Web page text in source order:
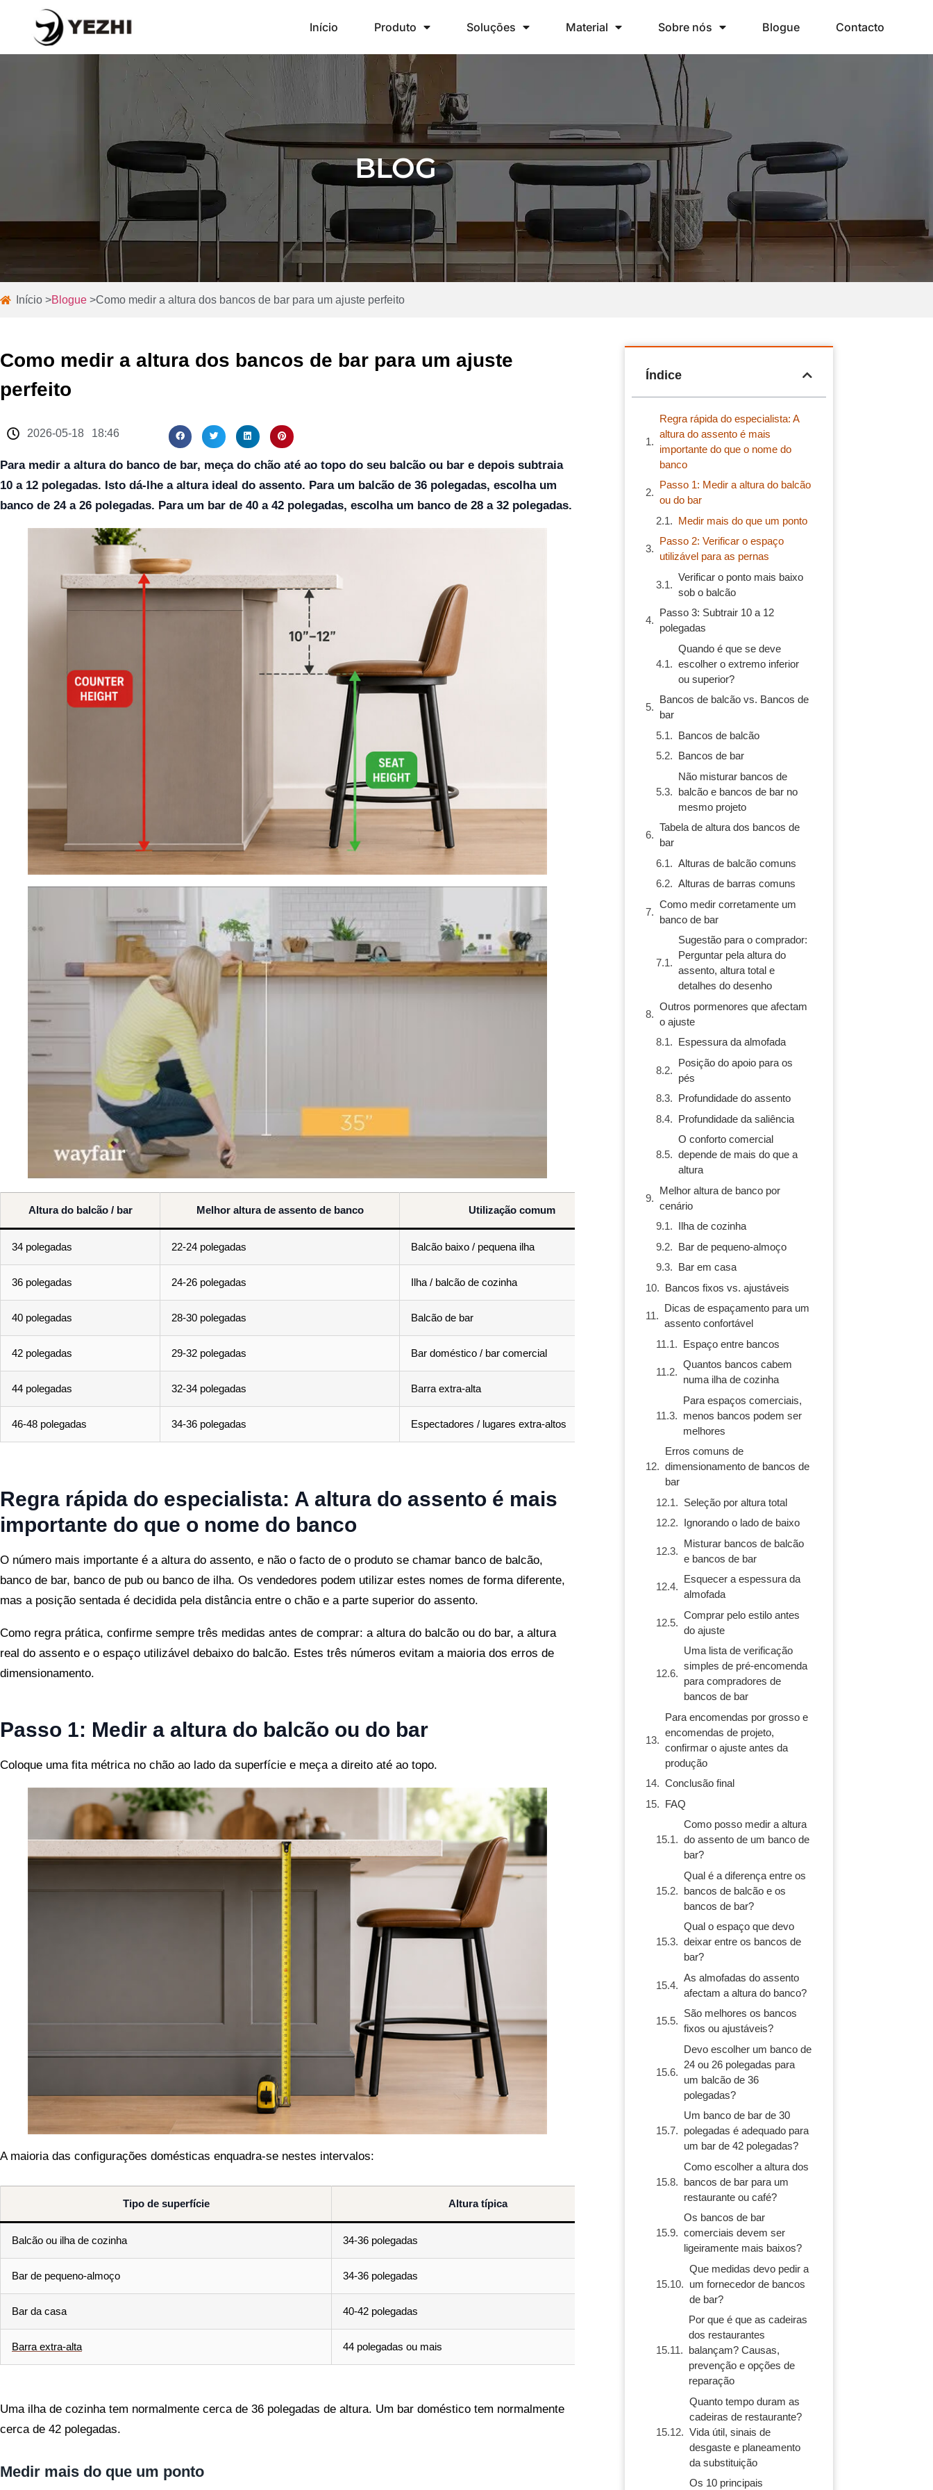
Início Produto Soluções Material Sobre nós Blogue Contacto
BLOG
Início >Blogue>Como medir a altura dos bancos de bar para um ajuste perfeito
Como medir a altura dos bancos de bar para um ajuste
perfeito
2026-05-18 18:46
Para medir a altura do banco de bar, meça do chão até ao topo do seu balcão ou bar e depois subtraia
10 a 12 polegadas. Isto dá-lhe a altura ideal do assento. Para um balcão de 36 polegadas, escolha um
banco de 24 a 26 polegadas. Para um bar de 40 a 42 polegadas, escolha um banco de 28 a 32 polegadas.
Altura do balcão / bar Melhor altura de assento de banco Utilização comum
34 polegadas 22-24 polegadas Balcão baixo / pequena ilha
36 polegadas 24-26 polegadas Ilha / balcão de cozinha
40 polegadas 28-30 polegadas Balcão de bar
42 polegadas 29-32 polegadas Bar doméstico / bar comercial
44 polegadas 32-34 polegadas Barra extra-alta
46-48 polegadas 34-36 polegadas Espectadores / lugares extra-altos
Regra rápida do especialista: A altura do assento é mais
importante do que o nome do banco
O número mais importante é a altura do assento, e não o facto de o produto se chamar banco de balcão,
banco de bar, banco de pub ou banco de ilha. Os vendedores podem utilizar estes nomes de forma diferente,
mas a posição sentada é decidida pela distância entre o chão e a parte superior do assento.
Como regra prática, confirme sempre três medidas antes de comprar: a altura do balcão ou do bar, a altura
real do assento e o espaço utilizável debaixo do balcão. Estes três números evitam a maioria dos erros de
dimensionamento.
Passo 1: Medir a altura do balcão ou do bar
Coloque uma fita métrica no chão ao lado da superfície e meça a direito até ao topo.
A maioria das configurações domésticas enquadra-se nestes intervalos:
Tipo de superfície Altura típica
Balcão ou ilha de cozinha 34-36 polegadas
Bar de pequeno-almoço 34-36 polegadas
Bar da casa 40-42 polegadas
Barra extra-alta 44 polegadas ou mais
Uma ilha de cozinha tem normalmente cerca de 36 polegadas de altura. Um bar doméstico tem normalmente
cerca de 42 polegadas.
Medir mais do que um ponto
Índice
Regra rápida do especialista: A
altura do assento é mais
importante do que o nome do
banco
Passo 1: Medir a altura do balcão
ou do bar
Medir mais do que um ponto
Passo 2: Verificar o espaço
utilizável para as pernas
Verificar o ponto mais baixo
sob o balcão
Passo 3: Subtrair 10 a 12
polegadas
Quando é que se deve
escolher o extremo inferior
ou superior?
Bancos de balcão vs. Bancos de
bar
Bancos de balcão
Bancos de bar
Não misturar bancos de
balcão e bancos de bar no
mesmo projeto
Tabela de altura dos bancos de
bar
Alturas de balcão comuns
Alturas de barras comuns
Como medir corretamente um
banco de bar
Sugestão para o comprador:
Perguntar pela altura do
assento, altura total e
detalhes do desenho
Outros pormenores que afectam
o ajuste
Espessura da almofada
Posição do apoio para os
pés
Profundidade do assento
Profundidade da saliência
O conforto comercial
depende de mais do que a
altura
Melhor altura de banco por
cenário
Ilha de cozinha
Bar de pequeno-almoço
Bar em casa
Bancos fixos vs. ajustáveis
Dicas de espaçamento para um
assento confortável
Espaço entre bancos
Quantos bancos cabem
numa ilha de cozinha
Para espaços comerciais,
menos bancos podem ser
melhores
Erros comuns de
dimensionamento de bancos de
bar
Seleção por altura total
Ignorando o lado de baixo
Misturar bancos de balcão
e bancos de bar
Esquecer a espessura da
almofada
Comprar pelo estilo antes
do ajuste
Uma lista de verificação
simples de pré-encomenda
para compradores de
bancos de bar
Para encomendas por grosso e
encomendas de projeto,
confirmar o ajuste antes da
produção
Conclusão final
FAQ
Como posso medir a altura
do assento de um banco de
bar?
Qual é a diferença entre os
bancos de balcão e os
bancos de bar?
Qual o espaço que devo
deixar entre os bancos de
bar?
As almofadas do assento
afectam a altura do banco?
São melhores os bancos
fixos ou ajustáveis?
Devo escolher um banco de
24 ou 26 polegadas para
um balcão de 36
polegadas?
Um banco de bar de 30
polegadas é adequado para
um bar de 42 polegadas?
Como escolher a altura dos
bancos de bar para um
restaurante ou café?
Os bancos de bar
comerciais devem ser
ligeiramente mais baixos?
Que medidas devo pedir a
um fornecedor de bancos
de bar?
Por que é que as cadeiras
dos restaurantes
balançam? Causas,
prevenção e opções de
reparação
Quanto tempo duram as
cadeiras de restaurante?
Vida útil, sinais de
desgaste e planeamento
da substituição
Os 10 principais